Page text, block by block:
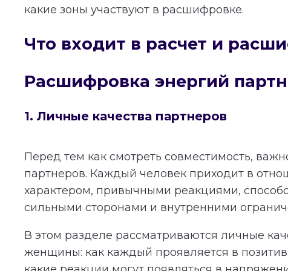
какие зоны участвуют в расшифровке.
Что входит в расчет и
Расшифровка энергий
1. Личные качества партнеров
Перед тем как смотреть совместимость,
партнеров. Каждый человек приходит в
характером, привычными реакциями,
сильными сторонами и внутренними
В этом разделе рассматриваются личные
женщины: как каждый проявляется в